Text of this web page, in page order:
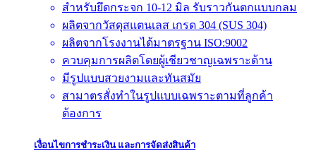
สำหรับยึดกระจก 10-12 มิล รับราวกันตกแบบกลม
ผลิตจากวัสดุสแตนเลส เกรด 304 (SUS 304)
ผลิตจากโรงงานได้มาตรฐาน ISO:9002
ควบคุมการผลิตโดยผู้เชียวชาญเฉพราะด้าน
มีรูปแบบสวยงามและทันสมัย
สามาตรสั่งทำในรูปแบบเฉพราะตามที่ลูกค้า
ต้องการ
เงื่อนไขการชำระเงิน และการจัดส่งสินค้า